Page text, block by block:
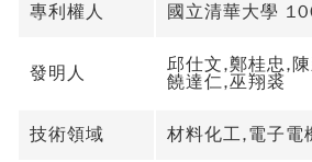
專利權人 國立清華大學
發明人
邱仕文,鄭桂忠,
饒達仁,巫翔裘
技術領域 材料化工,電子電